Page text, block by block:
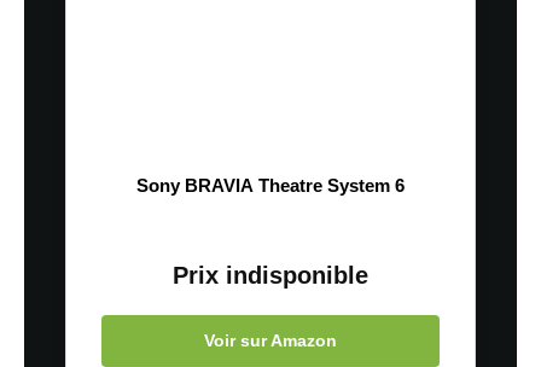
Sony BRAVIA Theatre System 6
Prix indisponible
Voir sur Amazon